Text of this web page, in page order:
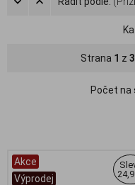
Strana 1 z 3
Počet na
Akce
Výprodej